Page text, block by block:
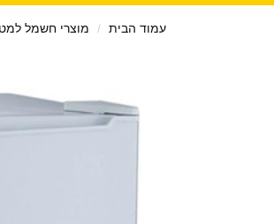
עמוד הבית / מוצרי חשמל